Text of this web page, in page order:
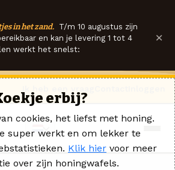
in het zand. T/m 10 augustus zijn
en kan je levering 1 tot 4
werkt het snelst:
×
erbij?
cookies, het liefst met honing.
super werkt en om lekker te
Klik hier voor meer
over zijn honingwafels.